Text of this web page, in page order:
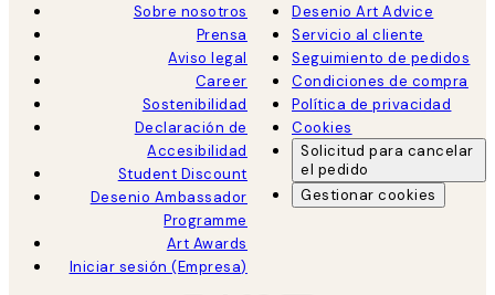
Sobre nosotros
Prensa
Aviso legal
Career
Sostenibilidad
Declaración de
Accesibilidad
Student Discount
Desenio Ambassador
Programme
Art Awards
Iniciar sesión (Empresa)
Desenio Art Advice
Servicio al cliente
Seguimiento de pedidos
Condiciones de compra
Política de privacidad
Cookies
Solicitud para cancelar
el pedido
Gestionar cookies